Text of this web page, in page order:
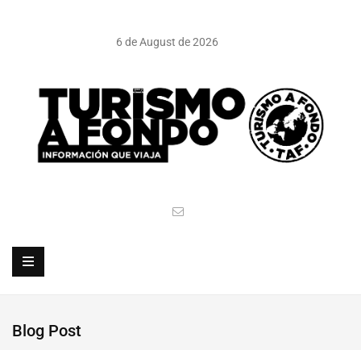
6 de August de 2026
Blog Post